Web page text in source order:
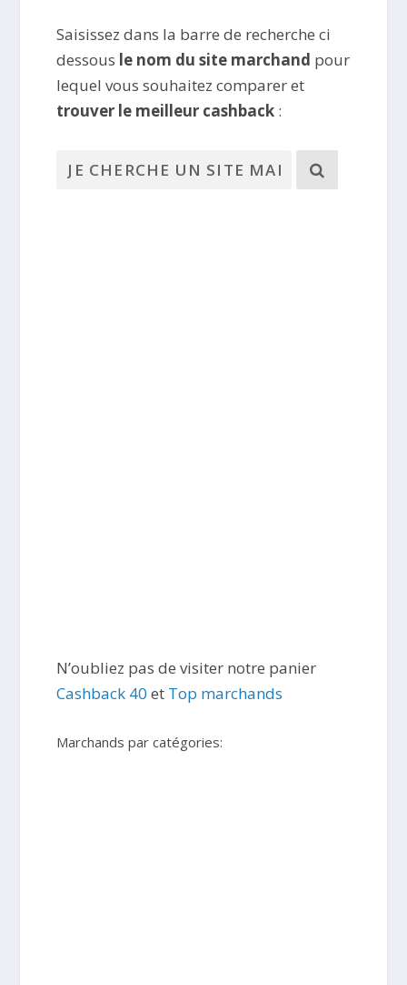
Saisissez dans la barre de recherche ci
dessous le nom du site marchand pour
lequel vous souhaitez comparer et
trouver le meilleur cashback :
N’oubliez pas de visiter notre panier
Cashback 40 et Top marchands
Marchands par catégories: